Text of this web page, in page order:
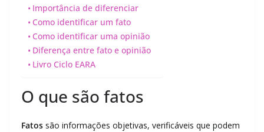
Importância de diferenciar
Como identificar um fato
Como identificar uma opinião
Diferença entre fato e opinião
Livro Ciclo EARA
O que são fatos
Fatos são informações objetivas, verificáveis que podem